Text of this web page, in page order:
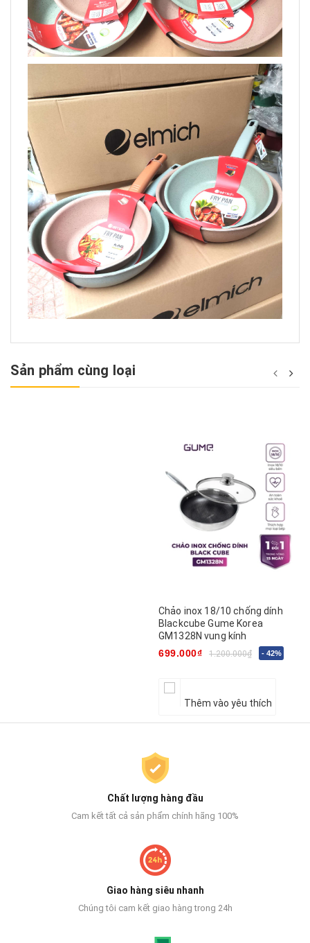
Sản phẩm cùng loại
Chảo inox 18/10 chống dính
Blackcube Gume Korea
GM1328N vung kính
699.000₫
1.200.000₫ - 42%
Thêm vào yêu thích
Chất lượng hàng đầu
Cam kết tất cả sản phẩm chính hãng 100%
Giao hàng siêu nhanh
Chúng tôi cam kết giao hàng trong 24h